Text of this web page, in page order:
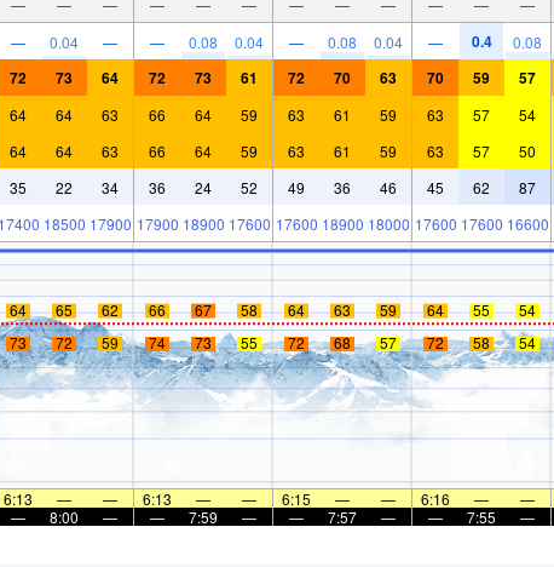
— — — — — — — — — — — —
— 0.04 — — 0.08 0.04 — 0.08 0.04 — 0.4 0.08
72 73 64 72 73 61 72 70 63 70 59 57
64 64 63 66 64 59 63 61 59 63 57 54
64 64 63 66 64 59 63 61 59 63 57 50
35 22 34 36 24 52 49 36 46 45 62 87
17400 18500 17900 17900 18900 17600 17600 18900 18000 17600 17600 16600
64 65 62 66 67 58 64 63 59 64 55 54
73 72 59 74 73 55 72 68 57 72 58 54
6:13 — — 6:13 — — 6:15 — — 6:16 — —
— 8:00 — — 7:59 — — 7:57 — — 7:55 —